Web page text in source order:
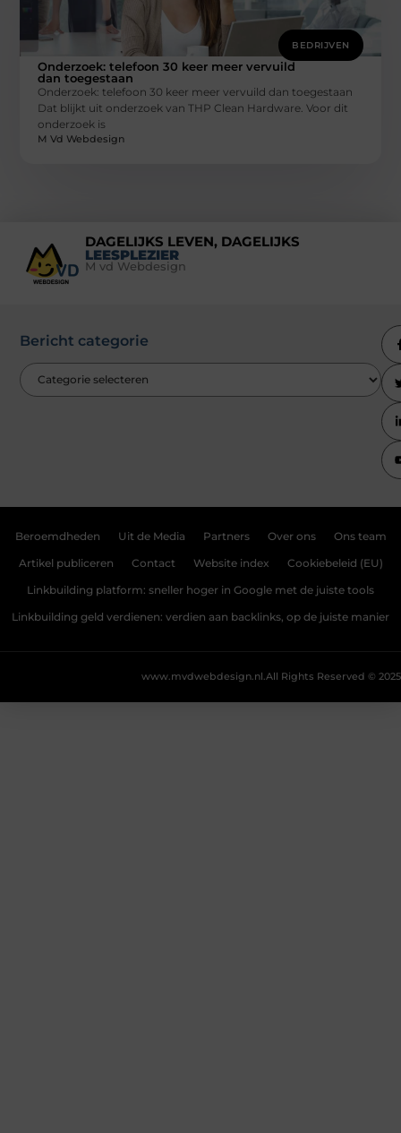
BEDRIJVEN
Onderzoek: telefoon 30 keer meer vervuild
dan toegestaan
Onderzoek: telefoon 30 keer meer vervuild dan toegestaan
Dat blijkt uit onderzoek van THP Clean Hardware. Voor dit
onderzoek is
M Vd Webdesign
DAGELIJKS LEVEN, DAGELIJKS
LEESPLEZIER
M vd Webdesign
Bericht categorie
Beroemdheden Uit de Media Partners Over ons Ons team
Artikel publiceren Contact Website index Cookiebeleid (EU)
Linkbuilding platform: sneller hoger in Google met de juiste tools
Linkbuilding geld verdienen: verdien aan backlinks, op de juiste manier
All Rights Reserved © 2025
www.mvdwebdesign.nl.